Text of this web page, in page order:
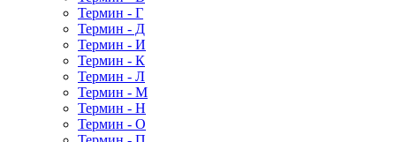
Термин - Г
Термин - Д
Термин - И
Термин - К
Термин - Л
Термин - М
Термин - Н
Термин - О